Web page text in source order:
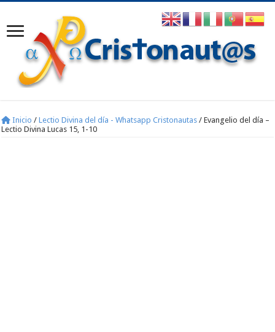
Inicio / Lectio Divina del día - Whatsapp Cristonautas / Evangelio del día –
Lectio Divina Lucas 15, 1-10